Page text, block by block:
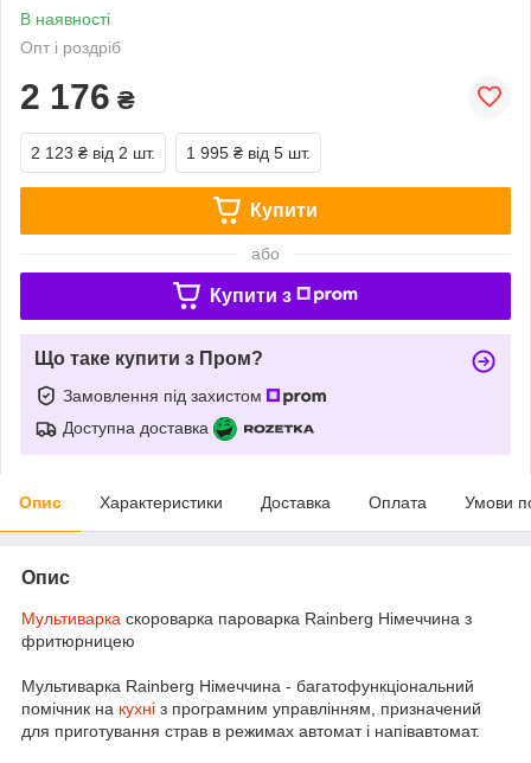
В наявності
Опт і роздріб
2 176 ₴
2 123 ₴ від 2 шт. 1 995 ₴ від 5 шт.
Купити
або
Купити з
Що таке купити з Пром?
Замовлення під захистом
Доступна доставка
Опис Характеристики Доставка Оплата Умови
Опис
Мультиварка скороварка пароварка Rainberg Німеччина з
фритюрницею
Мультиварка Rainberg Німеччина - багатофункціональний
помічник на кухні з програмним управлінням, призначений
для приготування страв в режимах автомат і напівавтомат.